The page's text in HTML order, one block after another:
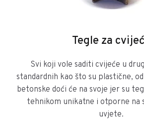
Tegle za
Svi koji vole saditi cvijeće u
standardnih kao što su plastične,
betonske doći će na svoje jer su
tehnikom unikatne i otporne na
uvjete.